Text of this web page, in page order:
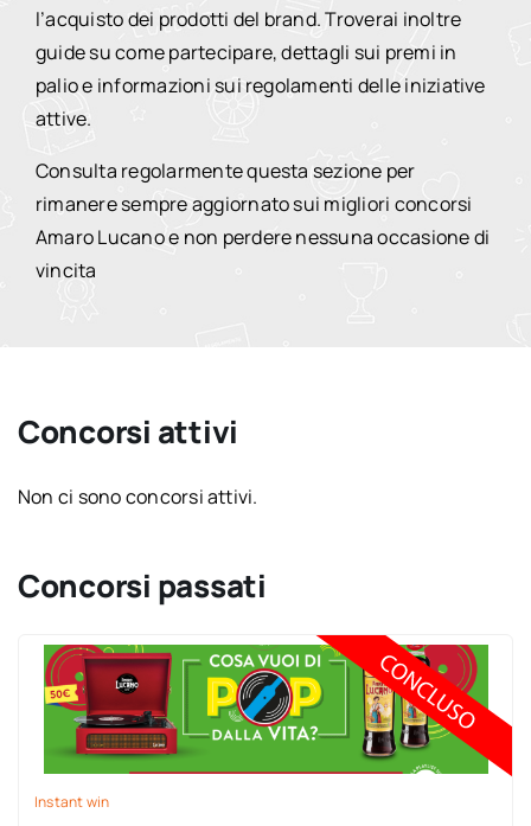
l’acquisto dei prodotti del brand. Troverai inoltre
guide su come partecipare, dettagli sui premi in
palio e informazioni sui regolamenti delle iniziative
attive.
Consulta regolarmente questa sezione per
rimanere sempre aggiornato sui migliori concorsi
Amaro Lucano e non perdere nessuna occasione di
vincita
Concorsi attivi
Non ci sono concorsi attivi.
Concorsi passati
Instant win